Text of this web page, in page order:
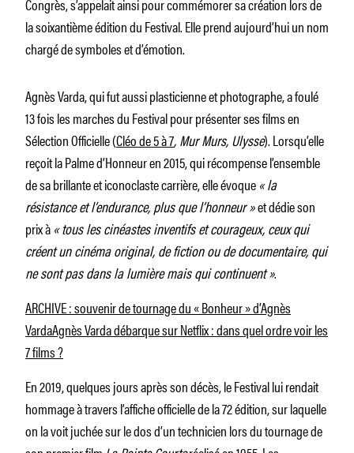
la soixantième édition du Festival. Elle prend aujourd’hui un nom
chargé de symboles et d’émotion.
Agnès Varda, qui fut aussi plasticienne et photographe, a foulé
13 fois les marches du Festival pour présenter ses films en
Sélection Officielle (Cléo de 5 à 7, Mur Murs, Ulysse). Lorsqu’elle
reçoit la Palme d’Honneur en 2015, qui récompense l’ensemble
de sa brillante et iconoclaste carrière, elle évoque« la
résistance et l’endurance, plus que l’honneur »et dédie son
prix à« tous les cinéastes inventifs et courageux, ceux qui
créent un cinéma original, de fiction ou de documentaire, qui
ne sont pas dans la lumière mais qui continuent ».
ARCHIVE : souvenir de tournage du « Bonheur » d’Agnès
VardaAgnès Varda débarque sur Netflix : dans quel ordre voir les
7 films ?
En 2019, quelques jours après son décès, le Festival lui rendait
hommage à travers l’affiche officielle de la 72 édition, sur laquelle
on la voit juchée sur le dos d’un technicien lors du tournage de